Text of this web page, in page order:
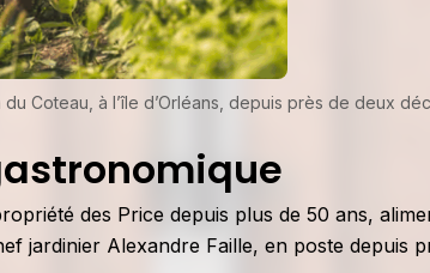
Coteau, à l’île d’Orléans, depuis près de deux
des Price depuis plus de 50 ans,
jardinier Alexandre Faille, en poste depuis